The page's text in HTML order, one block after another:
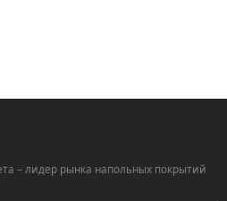
– лидер рынка напольных покрытий